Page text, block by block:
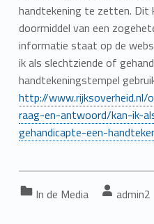
handtekening te zetten. Dit
doormiddel van een
informatie staat op de
ik als slechtziende of
handtekeningstempel
http://www.rijksoverheid.nl/
raag-en-antwoord/kan-ik-
gehandicapte-een-
In de Media admin2